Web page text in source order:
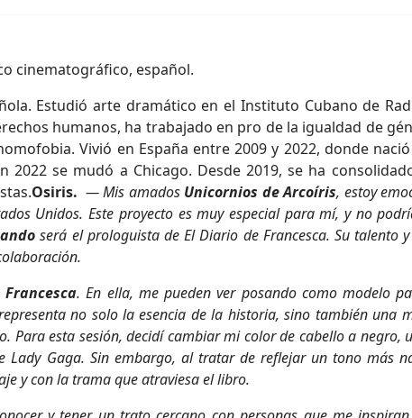
cinematográfico, español.
Estudió arte dramático en el Instituto Cubano de
humanos, ha trabajado en pro de la igualdad de
Vivió en España entre 2009 y 2022, donde
se mudó a Chicago. Desde 2019, se ha
Osiris. — Mis amadosUnicornios de Arcoíris, estoy
Unidos. Este proyecto es muy especial para mí, y no
será el prologuista de El Diario de Francesca. Su talento
. En ella, me pueden ver posando como modelo
no solo la esencia de la historia, sino también una
Para esta sesión, decidí cambiar mi color de cabello a negro,
Gaga. Sin embargo, al tratar de reflejar un tono más
y con la trama que atraviesa el libro.